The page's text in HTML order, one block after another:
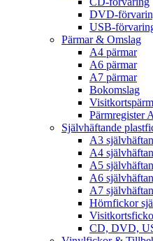
DVD-
USB-
Pärmar & Omslag
A4 pärmar
A6 pärmar
A7 pärmar
Bokomslag
Pärmregister
Självhäftande
A3
A4
A5
A6
A7
Hörnfickor
CD, DVD,